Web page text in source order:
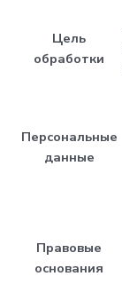
Цель
обработки
Персональные
данные
Правовые
основания